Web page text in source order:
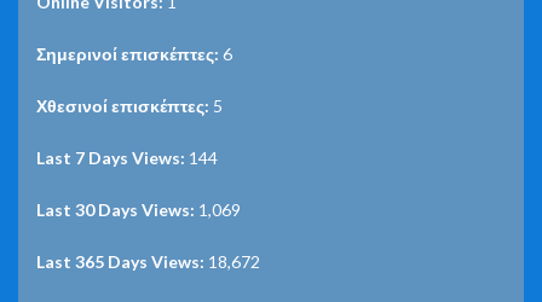
Σημερινοί επισκέπτες: 6
Χθεσινοί επισκέπτες: 5
Last 7 Days Views: 144
Last 30 Days Views: 1,069
Last 365 Days Views: 18,672